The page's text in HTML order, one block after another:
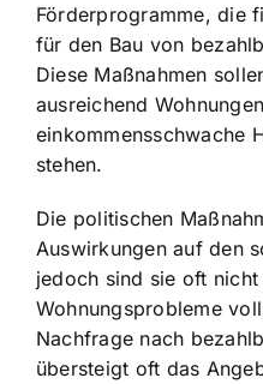
Förderprogramme, die
für den Bau von
Diese Maßnahmen
ausreichend
einkommensschwache
stehen.
Die politischen
Auswirkungen auf den
jedoch sind sie oft
Wohnungsprobleme
Nachfrage nach
übersteigt oft das